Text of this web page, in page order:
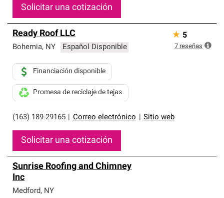
Solicitar una cotización
Ready Roof LLC
Bohemia, NY Español Disponible
(163) 189-29165 Correo electrónico Sitio web
Financiación disponible
Promesa de reciclaje de tejas
Solicitar una cotización
★ 5
7 reseñas
Sunrise Roofing and Chimney
Inc
Medford, NY